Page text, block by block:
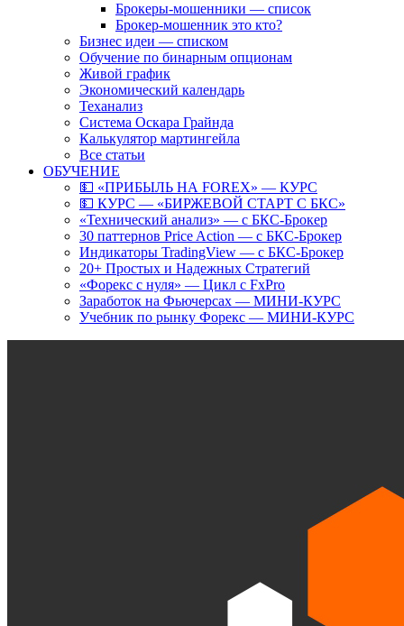
Брокеры-мошенники — список
Брокер-мошенник это кто?
Бизнес идеи — списком
Обучение по бинарным опционам
Живой график
Экономический календарь
Теханализ
Система Оскара Грайнда
Калькулятор мартингейла
Все статьи
ОБУЧЕНИЕ
💵 «ПРИБЫЛЬ НА FOREX» — КУРС
💵 КУРС — «БИРЖЕВОЙ СТАРТ С БКС»
«Технический анализ» — с БКС-Брокер
30 паттернов Price Action — с БКС-Брокер
Индикаторы TradingView — с БКС-Брокер
20+ Простых и Надежных Стратегий
«Форекс с нуля» — Цикл с FxPro
Заработок на Фьючерсах — МИНИ-КУРС
Учебник по рынку Форекс — МИНИ-КУРС